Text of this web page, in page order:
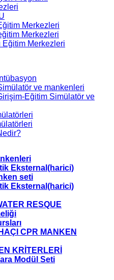
Merkezleri
Merkezleri
Eğitim Merkezleri
ve mankenleri
Eğitim Simülatör ve
Eksternal(harici)
seti
Eksternal(harici)
RESQUE
CPR MANKEN
KRİTERLERİ
Modül Seti